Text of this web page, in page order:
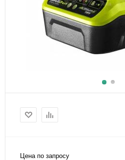
Цена по запросу